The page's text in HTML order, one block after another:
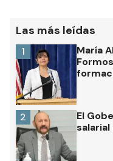
Las más leídas
María
1
El
salarial
2